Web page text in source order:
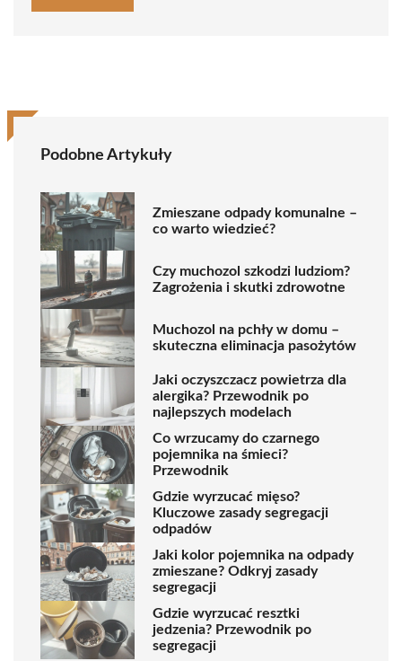
Podobne Artykuły
Zmieszane odpady komunalne –
co warto wiedzieć?
Czy muchozol szkodzi ludziom?
Zagrożenia i skutki zdrowotne
Muchozol na pchły w domu –
skuteczna eliminacja pasożytów
Jaki oczyszczacz powietrza dla
alergika? Przewodnik po
najlepszych modelach
Co wrzucamy do czarnego
pojemnika na śmieci?
Przewodnik
Gdzie wyrzucać mięso?
Kluczowe zasady segregacji
odpadów
Jaki kolor pojemnika na odpady
zmieszane? Odkryj zasady
segregacji
Gdzie wyrzucać resztki
jedzenia? Przewodnik po
segregacji